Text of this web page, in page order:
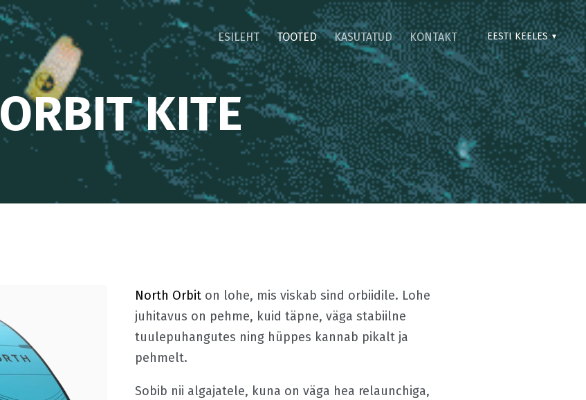
ESILEHT TOOTED KASUTATUD KONTAKT EESTI KEELES
ORBIT KITE
North Orbit on lohe, mis viskab sind orbiidile. Lohe
juhitavus on pehme, kuid täpne, väga stabiilne
tuulepuhangutes ning hüppes kannab pikalt ja
pehmelt.
Sobib nii algajatele, kuna on väga hea relaunchiga,